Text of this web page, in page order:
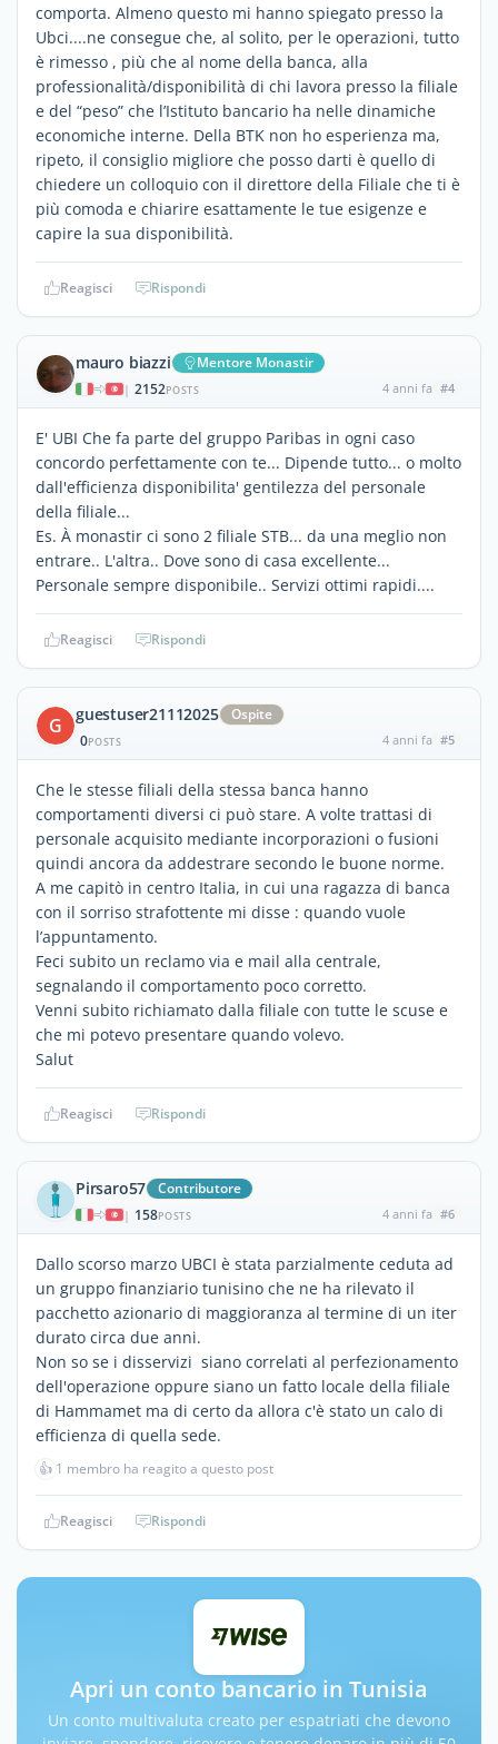
comporta. Almeno questo mi hanno spiegato presso la
Ubci....ne consegue che, al solito, per le operazioni, tutto
è rimesso , più che al nome della banca, alla
professionalità/disponibilità di chi lavora presso la filiale
e del “peso” che l’Istituto bancario ha nelle dinamiche
economiche interne. Della BTK non ho esperienza ma,
ripeto, il consiglio migliore che posso darti è quello di
chiedere un colloquio con il direttore della Filiale che ti è
più comoda e chiarire esattamente le tue esigenze e
capire la sua disponibilità.
Reagisci Rispondi
mauro biazzi Mentore Monastir
| 2152POSTS 4 anni fa #4
E' UBI Che fa parte del gruppo Paribas in ogni caso
concordo perfettamente con te... Dipende tutto... o molto
dall'efficienza disponibilita' gentilezza del personale
della filiale...
Es. À monastir ci sono 2 filiale STB... da una meglio non
entrare.. L'altra.. Dove sono di casa excellente...
Personale sempre disponibile.. Servizi ottimi rapidi....
Reagisci Rispondi
G guestuser21112025
Ospite
0POSTS 4 anni fa #5
Che le stesse filiali della stessa banca hanno
comportamenti diversi ci può stare. A volte trattasi di
personale acquisito mediante incorporazioni o fusioni
quindi ancora da addestrare secondo le buone norme.
A me capitò in centro Italia, in cui una ragazza di banca
con il sorriso strafottente mi disse : quando vuole
l’appuntamento.
Feci subito un reclamo via e mail alla centrale,
segnalando il comportamento poco corretto.
Venni subito richiamato dalla filiale con tutte le scuse e
che mi potevo presentare quando volevo.
Salut
Reagisci Rispondi
Pirsaro57 Contributore
| 158POSTS 4 anni fa #6
Dallo scorso marzo UBCI è stata parzialmente ceduta ad
un gruppo finanziario tunisino che ne ha rilevato il
pacchetto azionario di maggioranza al termine di un iter
durato circa due anni.
Non so se i disservizi siano correlati al perfezionamento
dell'operazione oppure siano un fatto locale della filiale
di Hammamet ma di certo da allora c'è stato un calo di
efficienza di quella sede.
👍 1 membro ha reagito a questo post
Reagisci Rispondi
Apri un conto bancario in Tunisia
Un conto multivaluta creato per espatriati che devono